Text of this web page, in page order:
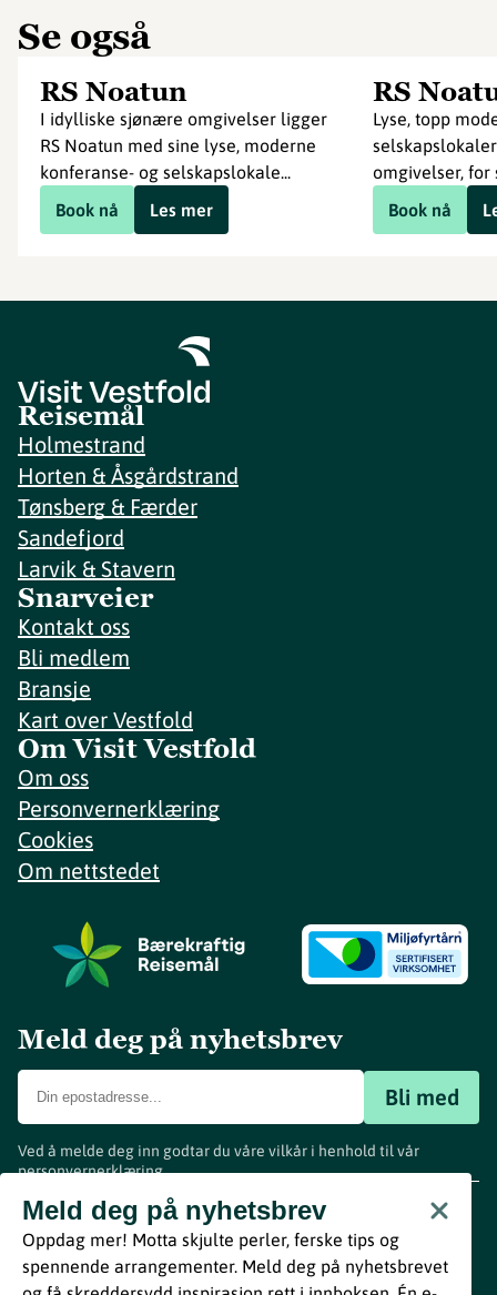
Se også
RS Noatun
I idylliske sjønære omgivelser ligger
RS Noatun med sine lyse, moderne
konferanse- og selskapslokale...
Book nå
Les mer
RS
Lyse, topp
omgivelser, for
Book nå
Reisemål
Holmestrand
Horten & Åsgårdstrand
Tønsberg & Færder
Sandefjord
Larvik & Stavern
Snarveier
Kontakt oss
Bli medlem
Bransje
Kart over Vestfold
Om Visit Vestfold
Om oss
Personvernerklæring
Cookies
Om nettstedet
Meld deg på nyhetsbrev
Bli med
Ved å melde deg inn godtar du våre vilkår i henhold til vår
personvernerklæring.
Meld deg på nyhetsbrev
Oppdag mer! Motta skjulte perler, ferske tips og
spennende arrangementer. Meld deg på nyhetsbrevet
www.visitvestfold.com
Turistinformasjon
Vestfold Fylkeskommune